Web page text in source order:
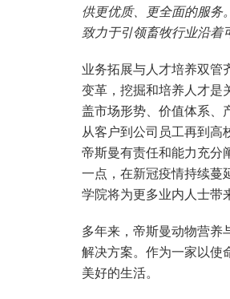
供更优质、更全面的服务
致力于引领畜牧行业沿着
业务拓展与人才培养双管
变革，挖掘和培养人才是
盖市场形势、价值体系、
从客户到公司员工再到高
帝斯曼有责任和能力充分
一点，在新冠疫情持续蔓
学院将为更多业内人士带
多年来，帝斯曼动物营养
解决方案。作为一家以使
美好的生活。